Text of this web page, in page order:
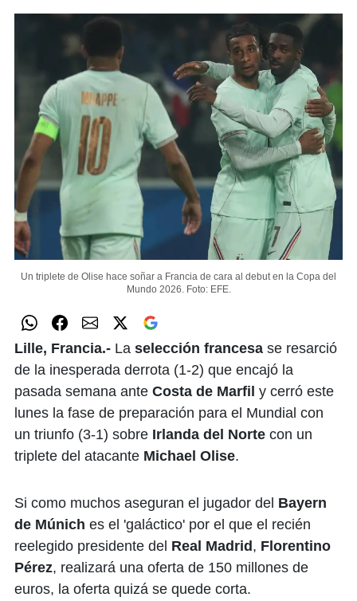
Un triplete de Olise hace soñar a Francia de cara al debut en la Copa del
Mundo 2026. Foto: EFE.
Lille, Francia.- La selección francesa se resarció
de la inesperada derrota (1-2) que encajó la
pasada semana ante Costa de Marfil y cerró este
lunes la fase de preparación para el Mundial con
un triunfo (3-1) sobre Irlanda del Norte con un
triplete del atacante Michael Olise.
Si como muchos aseguran el jugador del Bayern
de Múnich es el 'galáctico' por el que el recién
reelegido presidente del Real Madrid , Florentino
Pérez, realizará una oferta de 150 millones de
euros, la oferta quizá se quede corta.